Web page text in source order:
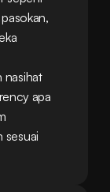
nasihat
apa
sesuai